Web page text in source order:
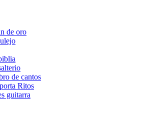
de oro
de cantos
Ritos
guitarra